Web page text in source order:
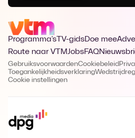
Programma's TV-gidsDoe mee
Route naar VTMJobsFAQ
GebruiksvoorwaardenCookiebeleid
Toegankelijkheidsverklaring
Cookie instellingen